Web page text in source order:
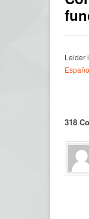
Leider
318